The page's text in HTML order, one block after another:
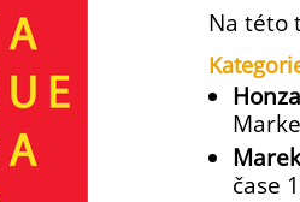
Na této
čase